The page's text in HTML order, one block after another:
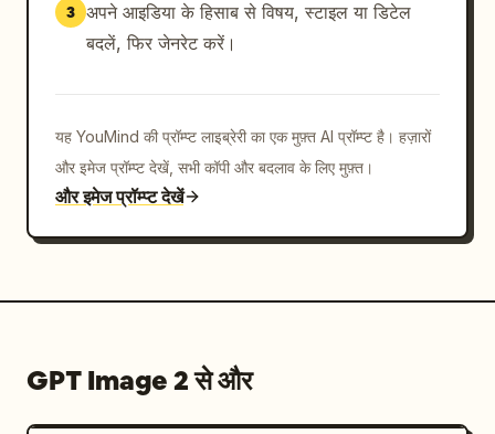
3 अपने आइडिया के हिसाब से विषय, स्टाइल या डिटेल
बदलें, फिर जेनरेट करें।
यह YouMind की प्रॉम्प्ट लाइब्रेरी का एक मुफ़्त AI प्रॉम्प्ट है। हज़ारों
और इमेज प्रॉम्प्ट देखें, सभी कॉपी और बदलाव के लिए मुफ़्त।
और इमेज प्रॉम्प्ट देखें
GPT Image 2 से और